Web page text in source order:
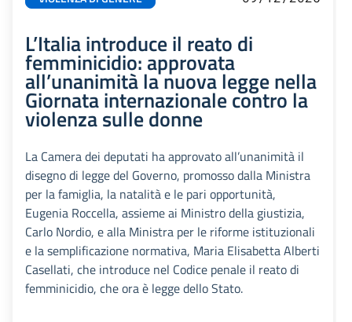
L’Italia introduce il reato di
femminicidio: approvata
all’unanimità la nuova legge nella
Giornata internazionale contro la
violenza sulle donne
La Camera dei deputati ha approvato all’unanimità il
disegno di legge del Governo, promosso dalla Ministra
per la famiglia, la natalità e le pari opportunità,
Eugenia Roccella, assieme ai Ministro della giustizia,
Carlo Nordio, e alla Ministra per le riforme istituzionali
e la semplificazione normativa, Maria Elisabetta Alberti
Casellati, che introduce nel Codice penale il reato di
femminicidio, che ora è legge dello Stato.